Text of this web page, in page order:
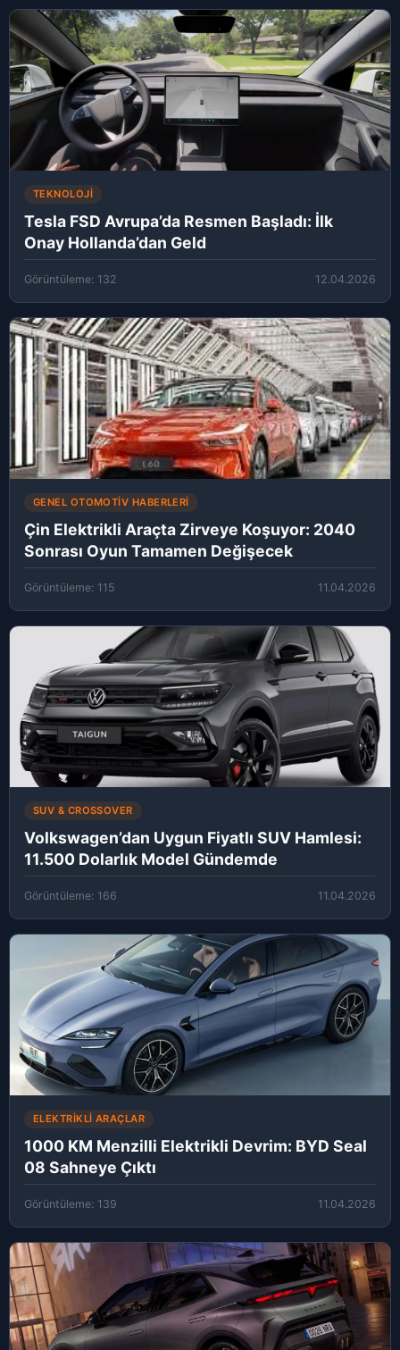
TEKNOLOJI
Tesla FSD Avrupa’da Resmen Başladı: İlk
Onay Hollanda’dan Geld
Görüntüleme: 132 12.04.2026
GENEL OTOMOTIV HABERLERI
Çin Elektrikli Araçta Zirveye Koşuyor: 2040
Sonrası Oyun Tamamen Değişecek
Görüntüleme: 115 11.04.2026
SUV & CROSSOVER
Volkswagen’dan Uygun Fiyatlı SUV Hamlesi:
11.500 Dolarlık Model Gündemde
Görüntüleme: 166 11.04.2026
ELEKTRIKLI ARAÇLAR
1000 KM Menzilli Elektrikli Devrim: BYD Seal
08 Sahneye Çıktı
Görüntüleme: 139 11.04.2026